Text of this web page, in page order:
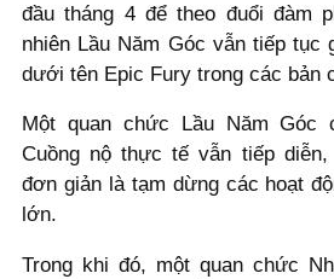
đầu tháng 4 để theo đuổi đàm
nhiên Lầu Năm Góc vẫn tiếp tục
dưới tên Epic Fury trong các bản
Một quan chức Lầu Năm Góc
Cuồng nộ thực tế vẫn tiếp
đơn giản là tạm dừng các hoạt
lớn.
Trong khi đó, một quan chức